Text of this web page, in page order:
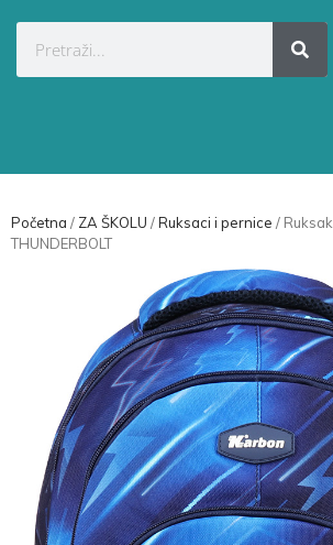
Početna / ZA ŠKOLU /Ruksaci i pernice /
THUNDERBOLT